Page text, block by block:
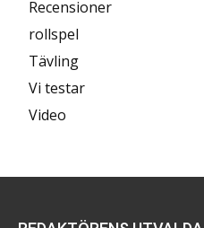
Recensioner
rollspel
Tävling
Vi testar
Video